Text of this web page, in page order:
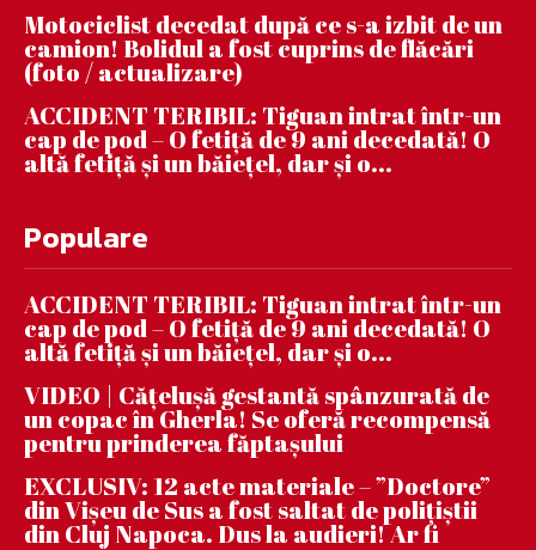
Motociclist decedat după ce s-a izbit de un
camion! Bolidul a fost cuprins de flăcări
(foto / actualizare)
ACCIDENT TERIBIL: Tiguan intrat într-un
cap de pod – O fetiță de 9 ani decedată! O
altă fetiță și un băiețel, dar și o...
Populare
ACCIDENT TERIBIL: Tiguan intrat într-un
cap de pod – O fetiță de 9 ani decedată! O
altă fetiță și un băiețel, dar și o...
VIDEO | Căţeluşă gestantă spânzurată de
un copac în Gherla! Se oferă recompensă
pentru prinderea făptaşului
EXCLUSIV: 12 acte materiale – ”Doctore”
din Vișeu de Sus a fost saltat de polițiștii
din Cluj Napoca. Dus la audieri! Ar fi